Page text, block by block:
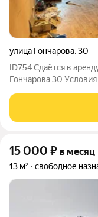
улица Гончарова,30
ID754 Сдаётcя в
Гончарова 30
стоимость арендной
15 000 ₽ в месяц
13 м² свободное